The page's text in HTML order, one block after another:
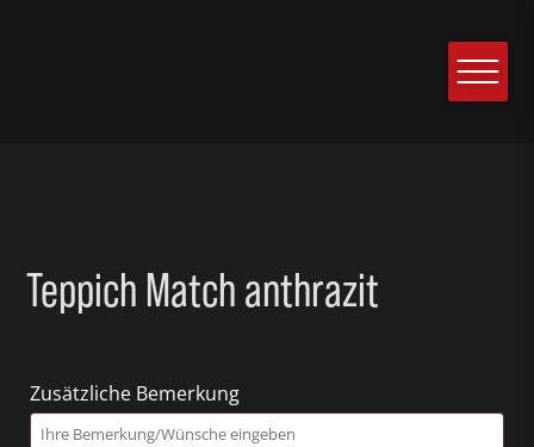
Teppich Match anthrazit
Zusätzliche Bemerkung